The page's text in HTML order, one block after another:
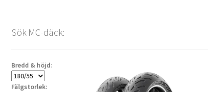
Sök MC-däck:
Bredd & höjd:
Fälgstorlek: